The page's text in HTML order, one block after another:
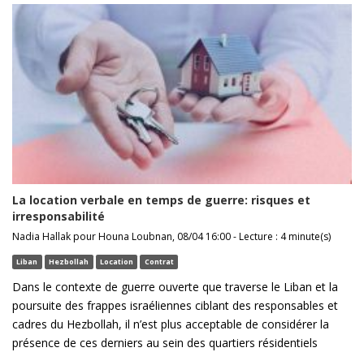
La location verbale en temps de guerre: risques et
irresponsabilité
Nadia Hallak pour Houna Loubnan, 08/04 16:00 - Lecture : 4 minute(s)
Liban Hezbollah Location Contrat
Dans le contexte de guerre ouverte que traverse le Liban et la
poursuite des frappes israéliennes ciblant des responsables et
cadres du Hezbollah, il n’est plus acceptable de considérer la
présence de ces derniers au sein des quartiers résidentiels